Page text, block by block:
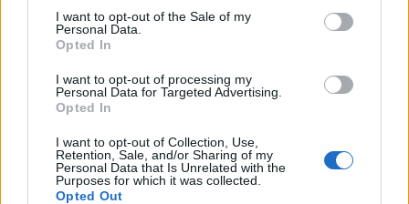
consent section.
I want to opt-out of the Sale of my
Personal Data.
Opted In
I want to opt-out of processing my
Personal Data for Targeted Advertising.
Opted In
I want to opt-out of Collection, Use,
Retention, Sale, and/or Sharing of my
Personal Data that Is Unrelated with the
Purposes for which it was collected.
Opted Out
legalább írok valami szebbet. Ez is lehet ok az
írásra.
Címkék:Bill Clinton